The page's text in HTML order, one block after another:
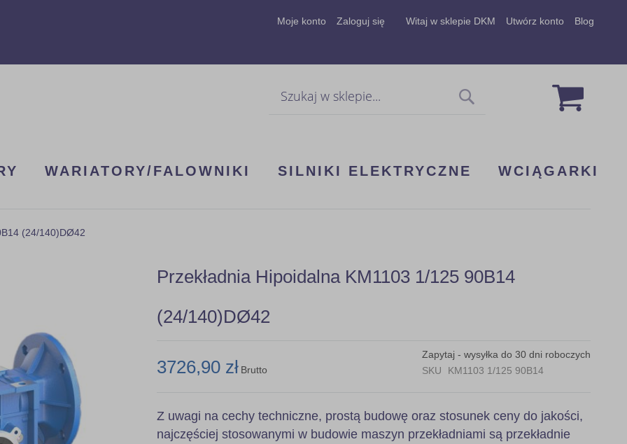
Moje konto Zaloguj się Witaj w sklepie DKM Utwórz konto Blog
Mój
WARIATORY/FALOWNIKI SILNIKI ELEKTRYCZNE WCIĄGARKI
(24/140)DØ42
Przekładnia Hipoidalna KM1103 1/125 90B14
(24/140)DØ42
Zapytaj - wysyłka do 30 dni roboczych
SKU
KM1103 1/125 90B14
3726,90 zł Brutto
Z uwagi na cechy techniczne, prostą budowę oraz stosunek ceny do jakości,
najczęściej stosowanymi w budowie maszyn przekładniami są przekładnie